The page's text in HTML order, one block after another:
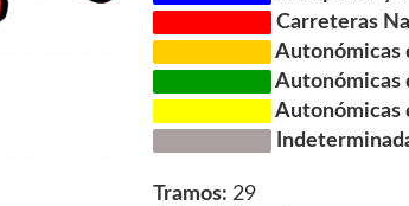
Carreteras
Autonómicas
Autonómicas
Autonómicas
Tramos: 29